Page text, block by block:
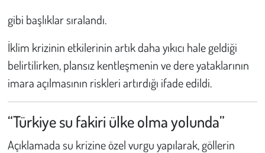
gibi başlıklar sıralandı.
İklim krizinin etkilerinin artık daha yıkıcı hale geldiği
belirtilirken, plansız kentleşmenin ve dere yataklarının
imara açılmasının riskleri artırdığı ifade edildi.
“Türkiye su fakiri ülke olma yolunda”
Açıklamada su krizine özel vurgu yapılarak, göllerin